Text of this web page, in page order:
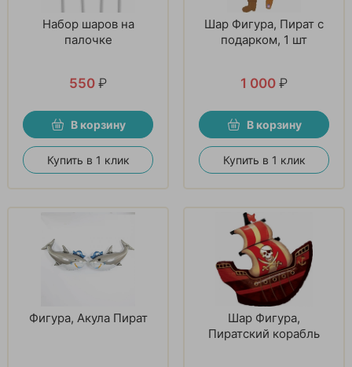
Набор шаров на
палочке
550 ₽
В корзину
Купить в 1 клик
Шар Фигура, Пират с
подарком, 1 шт
1 000 ₽
В корзину
Купить в 1 клик
Фигура, Акула Пират
Шар Фигура,
Пиратский корабль